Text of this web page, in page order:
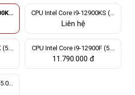
CPU Intel Core i9-12900KS (5.
50GHz, 16 Nhân 24 Luồng, 30
M Cache, Alder Lake)
Liên hệ
(5.2
30
CPU Intel Core i9-12900F (5.0
GHz, 16 Nhân 24 Luồng, 30M
Cache, Alder Lake)
11.790.000 đ
C